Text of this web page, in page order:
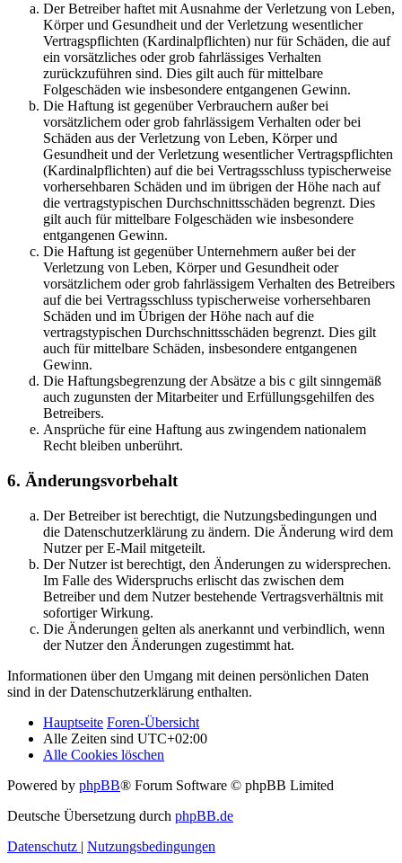
Der Betreiber haftet mit Ausnahme der Verletzung von Leben,
Körper und Gesundheit und der Verletzung wesentlicher
Vertragspflichten (Kardinalpflichten) nur für Schäden, die auf
ein vorsätzliches oder grob fahrlässiges Verhalten
zurückzuführen sind. Dies gilt auch für mittelbare
Folgeschäden wie insbesondere entgangenen Gewinn.
Die Haftung ist gegenüber Verbrauchern außer bei
vorsätzlichem oder grob fahrlässigem Verhalten oder bei
Schäden aus der Verletzung von Leben, Körper und
Gesundheit und der Verletzung wesentlicher Vertragspflichten
(Kardinalpflichten) auf die bei Vertragsschluss typischerweise
vorhersehbaren Schäden und im übrigen der Höhe nach auf
die vertragstypischen Durchschnittsschäden begrenzt. Dies
gilt auch für mittelbare Folgeschäden wie insbesondere
entgangenen Gewinn.
Die Haftung ist gegenüber Unternehmern außer bei der
Verletzung von Leben, Körper und Gesundheit oder
vorsätzlichem oder grob fahrlässigem Verhalten des Betreibers
auf die bei Vertragsschluss typischerweise vorhersehbaren
Schäden und im Übrigen der Höhe nach auf die
vertragstypischen Durchschnittsschäden begrenzt. Dies gilt
auch für mittelbare Schäden, insbesondere entgangenen
Gewinn.
Die Haftungsbegrenzung der Absätze a bis c gilt sinngemäß
auch zugunsten der Mitarbeiter und Erfüllungsgehilfen des
Betreibers.
Ansprüche für eine Haftung aus zwingendem nationalem
Recht bleiben unberührt.
6. Änderungsvorbehalt
Der Betreiber ist berechtigt, die Nutzungsbedingungen und
die Datenschutzerklärung zu ändern. Die Änderung wird dem
Nutzer per E-Mail mitgeteilt.
Der Nutzer ist berechtigt, den Änderungen zu widersprechen.
Im Falle des Widerspruchs erlischt das zwischen dem
Betreiber und dem Nutzer bestehende Vertragsverhältnis mit
sofortiger Wirkung.
Die Änderungen gelten als anerkannt und verbindlich, wenn
der Nutzer den Änderungen zugestimmt hat.
Informationen über den Umgang mit deinen persönlichen Daten
sind in der Datenschutzerklärung enthalten.
Hauptseite Foren-Übersicht
Alle Zeiten sind UTC+02:00
Alle Cookies löschen
Powered by phpBB® Forum Software © phpBB Limited
Deutsche Übersetzung durch phpBB.de
Datenschutz | Nutzungsbedingungen